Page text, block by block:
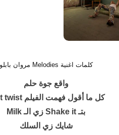
كلمات اغنية Melodies مروان بابلو
واقع جوة حلم
كل ما أقول فهمت الفيلم Plot twist
‫بتـ Shake it زي الـ Milk‫
شايك زي السلك